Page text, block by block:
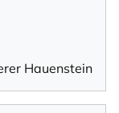
Hauenstein